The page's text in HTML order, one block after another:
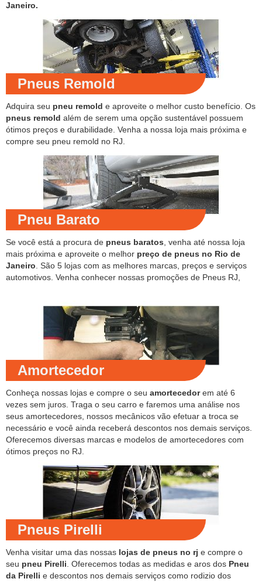
Janeiro.
Pneus Remold
Adquira seu pneu remold e aproveite o melhor custo benefício. Os
pneus remold além de serem uma opção sustentável possuem
ótimos preços e durabilidade. Venha a nossa loja mais próxima e
compre seu pneu remold no RJ.
Pneu Barato
Se você está a procura de pneus baratos , venha até nossa loja
mais próxima e aproveite o melhor preço de pneus no Rio de
Janeiro . São 5 lojas com as melhores marcas, preços e serviços
automotivos. Venha conhecer nossas promoções de Pneus RJ,
Amortecedor
Conheça nossas lojas e compre o seu amortecedorem até 6
vezes sem juros. Traga o seu carro e faremos uma análise nos
seus amortecedores, nossos mecânicos vão efetuar a troca se
necessário e você ainda receberá descontos nos demais serviços.
Oferecemos diversas marcas e modelos de amortecedores com
ótimos preços no RJ.
Pneus Pirelli
Venha visitar uma das nossas lojas de pneus no rj e compre o
seu pneu Pirelli . Oferecemos todas as medidas e aros dos Pneu
da Pirelli e descontos nos demais serviços como rodizio dos